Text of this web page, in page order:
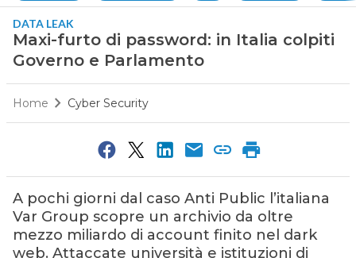
DATA LEAK
Maxi-furto di password: in Italia colpiti
Governo e Parlamento
Home Cyber Security
A pochi giorni dal caso Anti Public l’italiana
Var Group scopre un archivio da oltre
mezzo miliardo di account finito nel dark
web. Attaccate università e istituzioni di